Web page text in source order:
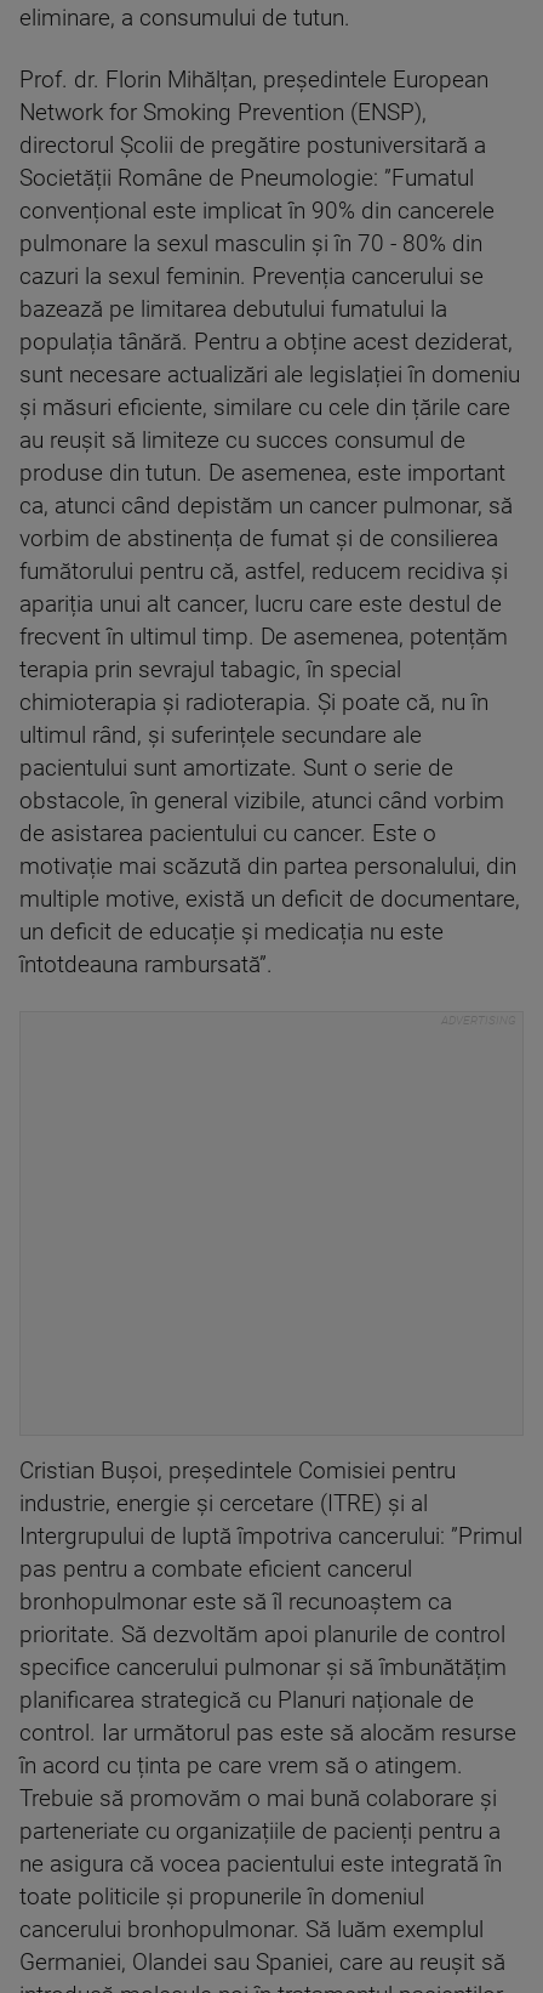
eliminare, a consumului de tutun.
Prof. dr. Florin Mihălțan, președintele European
Network for Smoking Prevention (ENSP),
directorul Școlii de pregătire postuniversitară a
Societății Române de Pneumologie: ”Fumatul
convențional este implicat în 90% din cancerele
pulmonare la sexul masculin și în 70 - 80% din
cazuri la sexul feminin. Prevenția cancerului se
bazează pe limitarea debutului fumatului la
populația tânără. Pentru a obține acest deziderat,
sunt necesare actualizări ale legislației în domeniu
și măsuri eficiente, similare cu cele din țările care
au reușit să limiteze cu succes consumul de
produse din tutun. De asemenea, este important
ca, atunci când depistăm un cancer pulmonar, să
vorbim de abstinența de fumat și de consilierea
fumătorului pentru că, astfel, reducem recidiva și
apariția unui alt cancer, lucru care este destul de
frecvent în ultimul timp. De asemenea, potențăm
terapia prin sevrajul tabagic, în special
chimioterapia și radioterapia. Și poate că, nu în
ultimul rând, și suferințele secundare ale
pacientului sunt amortizate. Sunt o serie de
obstacole, în general vizibile, atunci când vorbim
de asistarea pacientului cu cancer. Este o
motivație mai scăzută din partea personalului, din
multiple motive, există un deficit de documentare,
un deficit de educație și medicația nu este
întotdeauna rambursată”.
Cristian Bușoi, președintele Comisiei pentru
industrie, energie și cercetare (ITRE) și al
Intergrupului de luptă împotriva cancerului: ”Primul
pas pentru a combate eficient cancerul
bronhopulmonar este să îl recunoaștem ca
prioritate. Să dezvoltăm apoi planurile de control
specifice cancerului pulmonar și să îmbunătățim
planificarea strategică cu Planuri naționale de
control. Iar următorul pas este să alocăm resurse
în acord cu ținta pe care vrem să o atingem.
Trebuie să promovăm o mai bună colaborare și
parteneriate cu organizațiile de pacienți pentru a
ne asigura că vocea pacientului este integrată în
toate politicile și propunerile în domeniul
cancerului bronhopulmonar. Să luăm exemplul
Germaniei, Olandei sau Spaniei, care au reușit să